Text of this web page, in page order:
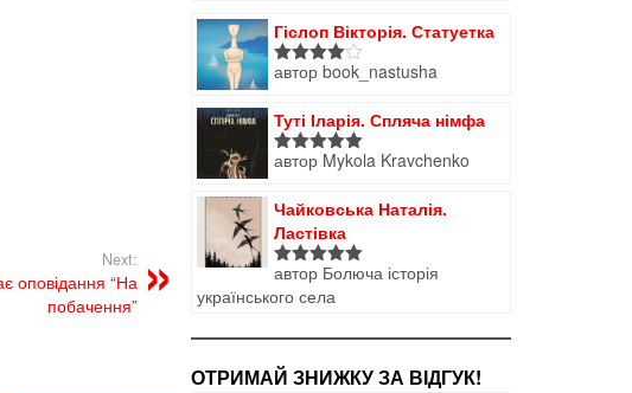
Next:
оповідання “На
побачення”
Гіслоп Вікторія. Статуетка
Оцінено
автор book_nastusha
Туті Іларія. Спляча німфа
Оцінено в
автор Mykola Kravchenko
Чайковська Наталія.
Ластівка
Оцінено в
5з 5
автор Болюча історія
українського села
ОТРИМАЙ ЗНИЖКУ ЗА ВІДГУК!